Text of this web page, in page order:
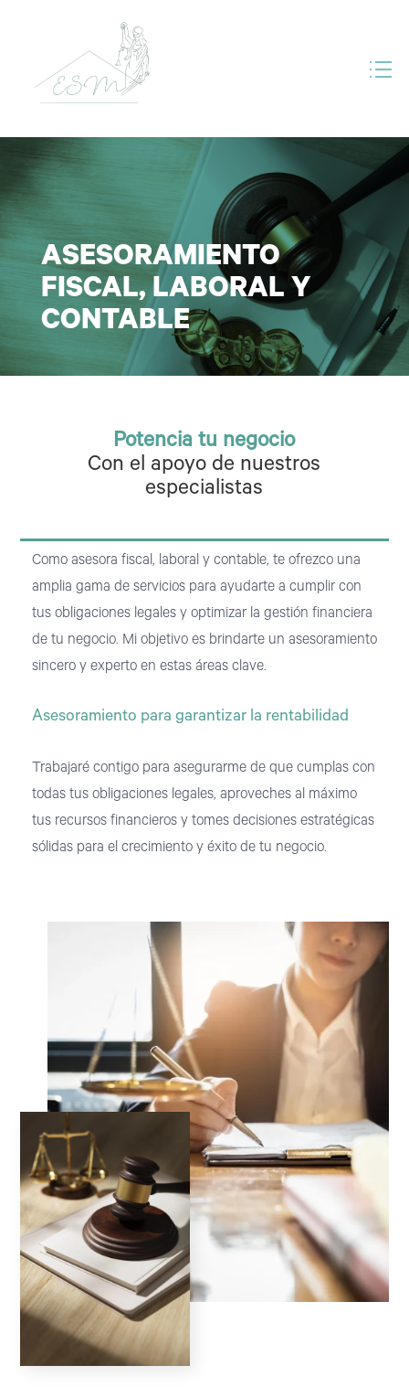
ASESORAMIENTO
FISCAL, LABORAL Y
CONTABLE
Potencia tu negocio
Con el apoyo de nuestros
especialistas
Como asesora fiscal, laboral y contable, te ofrezco una
amplia gama de servicios para ayudarte a cumplir con
tus obligaciones legales y optimizar la gestión financiera
de tu negocio. Mi objetivo es brindarte un asesoramiento
sincero y experto en estas áreas clave.
Asesoramiento para garantizar la rentabilidad
Trabajaré contigo para asegurarme de que cumplas con
todas tus obligaciones legales, aproveches al máximo
tus recursos financieros y tomes decisiones estratégicas
sólidas para el crecimiento y éxito de tu negocio.